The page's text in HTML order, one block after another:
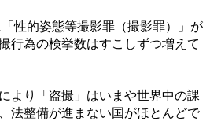
性的姿態等撮影罪（撮影罪）」が
行為の検挙数はすこしずつ増えて
より「盗撮」はいまや世界中の課
法整備が進まない国がほとんどで